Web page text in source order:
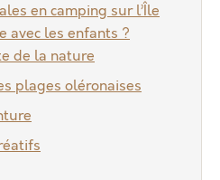
en camping sur l’Île
avec les enfants ?
de la nature
plages oléronaises